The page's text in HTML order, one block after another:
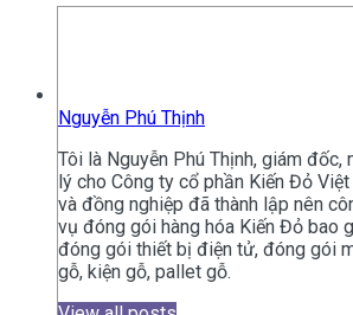
Nguyễn Phú Thịnh
Tôi là Nguyễn Phú Thịnh, giám
lý cho Công ty cổ phần Kiến Đỏ
và đồng nghiệp đã thành lập nên
vụ đóng gói hàng hóa Kiến Đỏ bao
đóng gói thiết bị điện tử, đóng gói
gỗ, kiện gỗ, pallet gỗ.